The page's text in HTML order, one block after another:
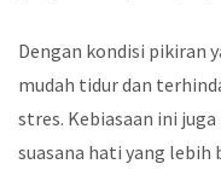
Dengan kondisi pikiran
mudah tidur dan
stres. Kebiasaan ini
suasana hati yang lebih